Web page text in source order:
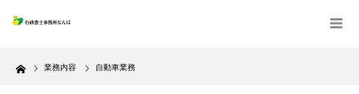
Home 業務内容 自動車業務